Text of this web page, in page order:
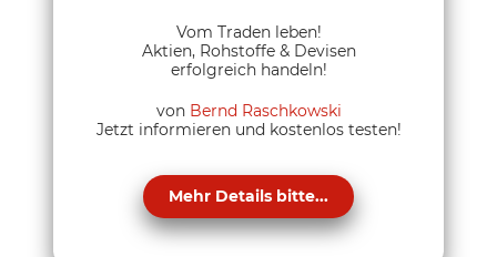
Vom Traden leben!
Aktien, Rohstoffe & Devisen
erfolgreich handeln!
von Bernd Raschkowski
Jetzt informieren und kostenlos testen!
Mehr Details bitte...